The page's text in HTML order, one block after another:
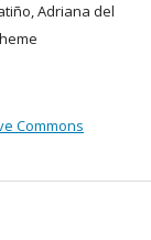
Adriana del
Commons